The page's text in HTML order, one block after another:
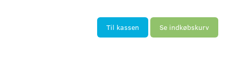
Til kassen Se indkøbskurv